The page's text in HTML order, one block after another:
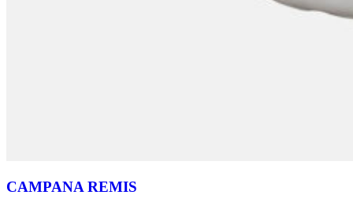
CAMPANA REMIS